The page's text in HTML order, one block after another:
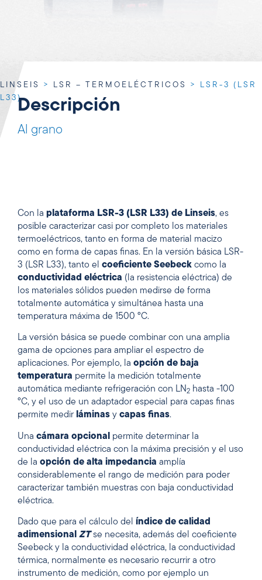
LINSEIS > LSR – TERMOELÉCTRICOS >
LSR-3 (LSR
L33)Descripción
Al grano
Con la plataforma LSR-3 (LSR L33) de Linseis, es
posible caracterizar casi por completo los materiales
termoeléctricos, tanto en forma de material macizo
como en forma de capas finas. En la versión básica LSR-
3 (LSR L33), tanto el coeficiente Seebeck como la
conductividad eléctrica (la resistencia eléctrica) de
los materiales sólidos pueden medirse de forma
totalmente automática y simultánea hasta una
temperatura máxima de 1500 °C.
La versión básica se puede combinar con una amplia
gama de opciones para ampliar el espectro de
aplicaciones. Por ejemplo, la opción de baja
temperatura permite la medición totalmente
automática mediante refrigeración con LN2 hasta -100
°C, y el uso de un adaptador especial para capas finas
permite medir láminas y capas finas.
Una cámara opcional
permite determinar la
conductividad eléctrica con la máxima precisión y el uso
de la opción de alta impedancia amplía
considerablemente el rango de medición para poder
caracterizar también muestras con baja conductividad
eléctrica.
Dado que para el cálculo del índice de calidad
adimensional ZTse necesita, además del coeficiente
Seebeck y la conductividad eléctrica, la conductividad
térmica, normalmente es necesario recurrir a otro
instrumento de medición, como por ejemplo un